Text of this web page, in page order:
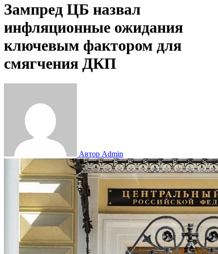
Зампред ЦБ назвал
инфляционные ожидания
ключевым фактором для
смягчения ДКП
Автор Admin